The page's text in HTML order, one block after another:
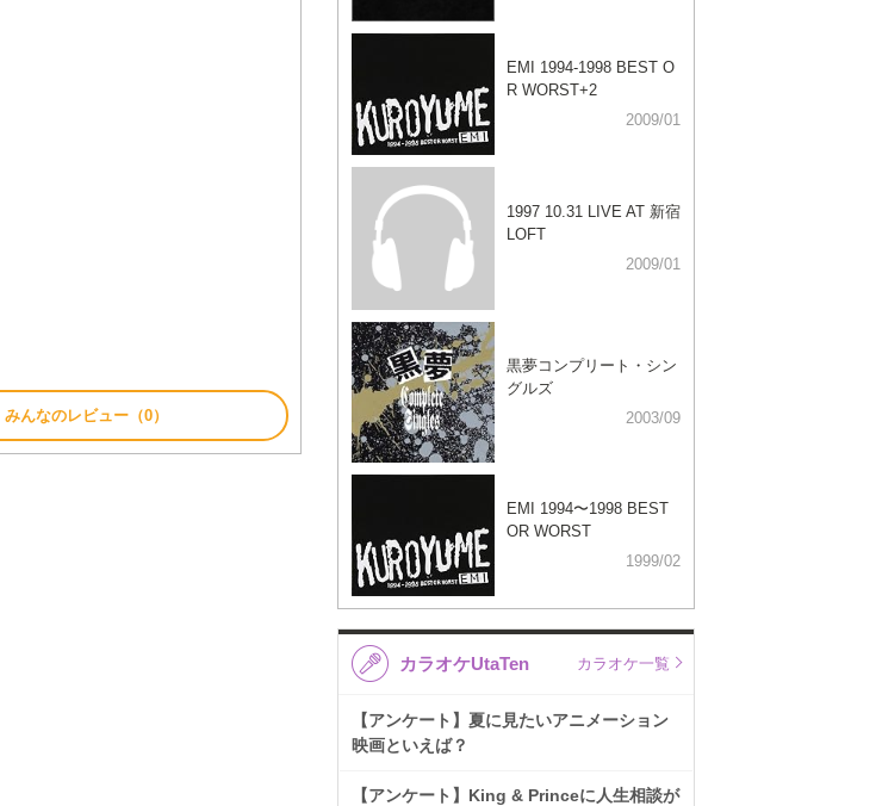
みんなのレビュー（0）
EMI 1994-1998 BEST O
R WORST+2
2009/01
1997 10.31 LIVE AT 新宿
LOFT
2009/01
黒夢コンプリート・シン
グルズ
2003/09
EMI 1994〜1998 BEST
OR WORST
1999/02
カラオケUtaTen カラオケ一覧
【アンケート】夏に見たいアニメーション
映画といえば？
【アンケート】King & Princeに人生相談が